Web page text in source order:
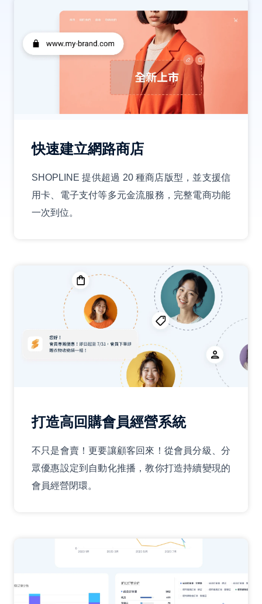
快速建立網路商店
SHOPLINE 提供超過 20 種商店版型，並支援信
用卡、電子支付等多元金流服務，完整電商功能
一次到位。
打造高回購會員經營系統
不只是會賣！更要讓顧客回來！從會員分級、分
眾優惠設定到自動化推播，教你打造持續變現的
會員經營閉環。